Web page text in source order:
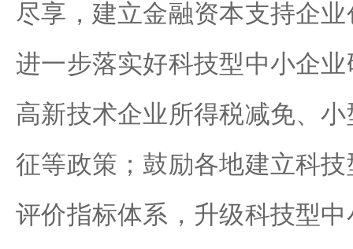
尽享，建立金融资本支持企
进一步落实好科技型中小企
高新技术企业所得税减免、
征等政策；鼓励各地建立科
评价指标体系，升级科技型